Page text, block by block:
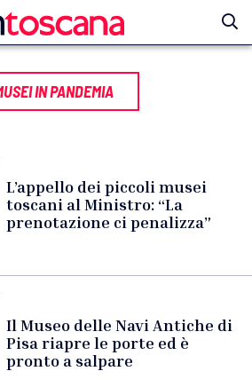
IN PANDEMIA
L’appello dei piccoli musei
toscani al Ministro: “La
prenotazione ci penalizza”
Il Museo delle Navi Antiche di
Pisa riapre le porte ed è
pronto a salpare